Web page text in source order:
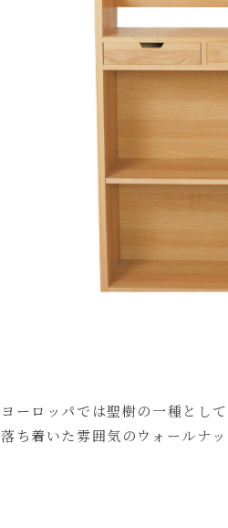
ヨーロッパでは聖樹の一種とし
落ち着いた雰囲気のウォールナ